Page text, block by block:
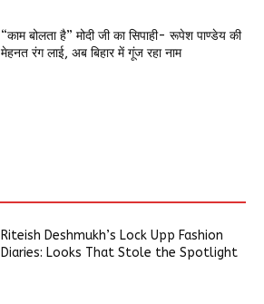
“काम बोलता है” मोदी जी का सिपाही- रूपेश पाण्डेय की
मेहनत रंग लाई, अब बिहार में गूंज रहा नाम
Riteish Deshmukh’s Lock Upp Fashion
Diaries: Looks That Stole the Spotlight